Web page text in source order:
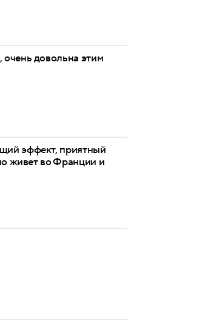
очень довольна этим
эффект, приятный
живет во Франции и